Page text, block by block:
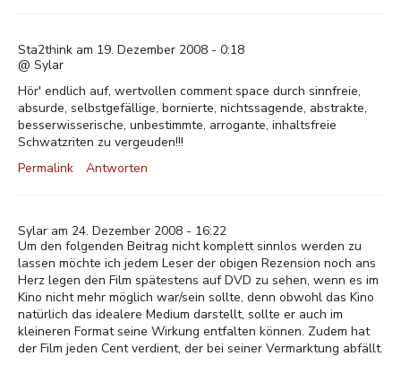
Sta2think am 19. Dezember 2008 - 0:18
@ Sylar
Hör' endlich auf, wertvollen comment space durch sinnfreie,
absurde, selbstgefällige, bornierte, nichtssagende, abstrakte,
besserwisserische, unbestimmte, arrogante, inhaltsfreie
Schwatzriten zu vergeuden!!!
Permalink
Antworten
Sylar am 24. Dezember 2008 - 16:22
Um den folgenden Beitrag nicht komplett sinnlos werden zu
lassen möchte ich jedem Leser der obigen Rezension noch ans
Herz legen den Film spätestens auf DVD zu sehen, wenn es im
Kino nicht mehr möglich war/sein sollte, denn obwohl das Kino
natürlich das idealere Medium darstellt, sollte er auch im
kleineren Format seine Wirkung entfalten können. Zudem hat
der Film jeden Cent verdient, der bei seiner Vermarktung abfällt.